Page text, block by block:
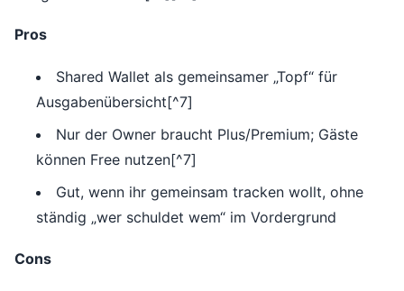
Pros
Shared Wallet als gemeinsamer „Topf“ für
Ausgabenübersicht[^7]
Nur der Owner braucht Plus/Premium; Gäste
können Free nutzen[^7]
Gut, wenn ihr gemeinsam tracken wollt, ohne
ständig „wer schuldet wem“ im Vordergrund
Cons